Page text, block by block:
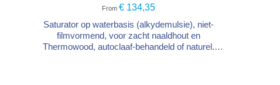
From € 134,35
Saturator op waterbasis (alkydemulsie), niet-
filmvormend, voor zacht naaldhout en
Thermowood, autoclaaf-behandeld of naturel.